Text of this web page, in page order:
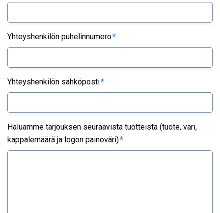
Yhteyshenkilön puhelinnumero*
Yhteyshenkilön sähköposti*
Haluamme tarjouksen seuraavista tuotteista (tuote, väri,
kappalemäärä ja logon painoväri)*